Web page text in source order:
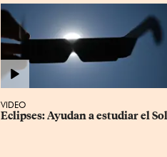
VIDEO
Eclipses: Ayudan a estudiar el Sol